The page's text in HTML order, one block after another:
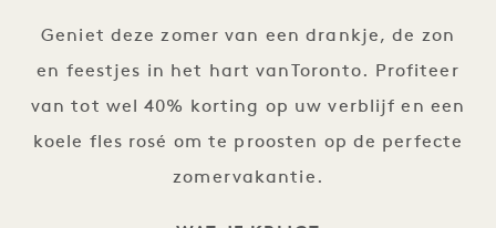
Geniet deze zomer van een drankje, de zon
en feestjes in het hart vanToronto. Profiteer
van tot wel 40% korting op uw verblijf en een
koele fles rosé om te proosten op de perfecte
zomervakantie.